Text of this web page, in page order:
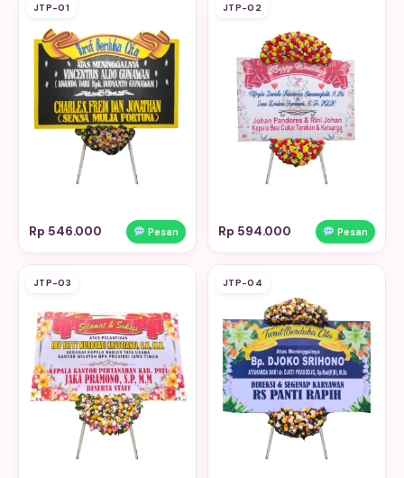
JTP-01
Rp 546.000 Pesan
JTP-02
Rp 594.000 Pesan
JTP-03 JTP-04